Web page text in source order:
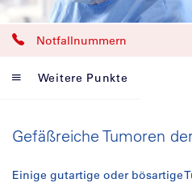
Notfallnummern
Weitere Punkte
Gefäßreiche Tumoren
Einige gutartige oder bösartige